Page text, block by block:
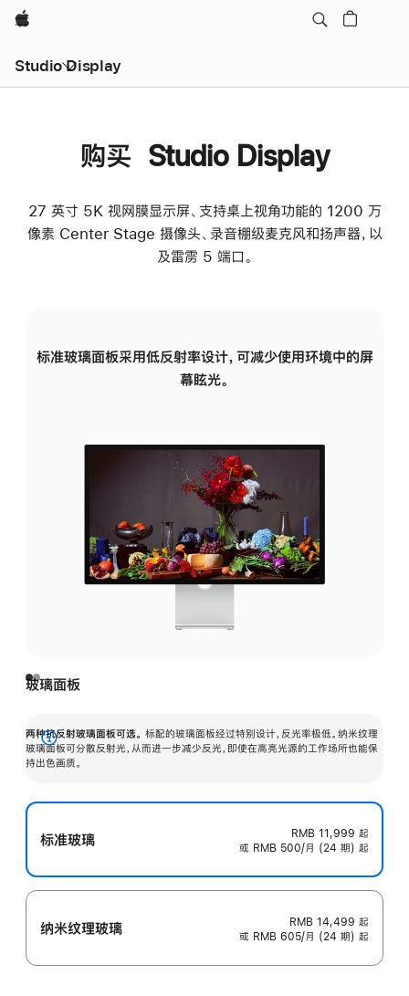
Apple
Studio Display
购买 Studio Display
27 英寸 5K 视网膜显示屏、支持桌上视角功能的 1200 万
像素 Center Stage 摄像头、录音棚级麦克风和扬声器，以
及雷雳 5 端口。
标准玻璃面板采用低反射率设计，可减少使用环境中的屏
幕眩光。
玻璃面板
两种抗反射玻璃面板可选。 标配的玻璃面板经过特别设计，反光率极低。纳米纹理
玻璃面板可分散反射光，从而进一步减少反光，即使在高亮光源的工作场所也能保
持出色画质。
展
开
标准玻璃 RMB 11,999 起
或 RMB 500/月 (24 期) 起
纳米纹理玻璃 RMB 14,499 起
或 RMB 605/月 (24 期) 起